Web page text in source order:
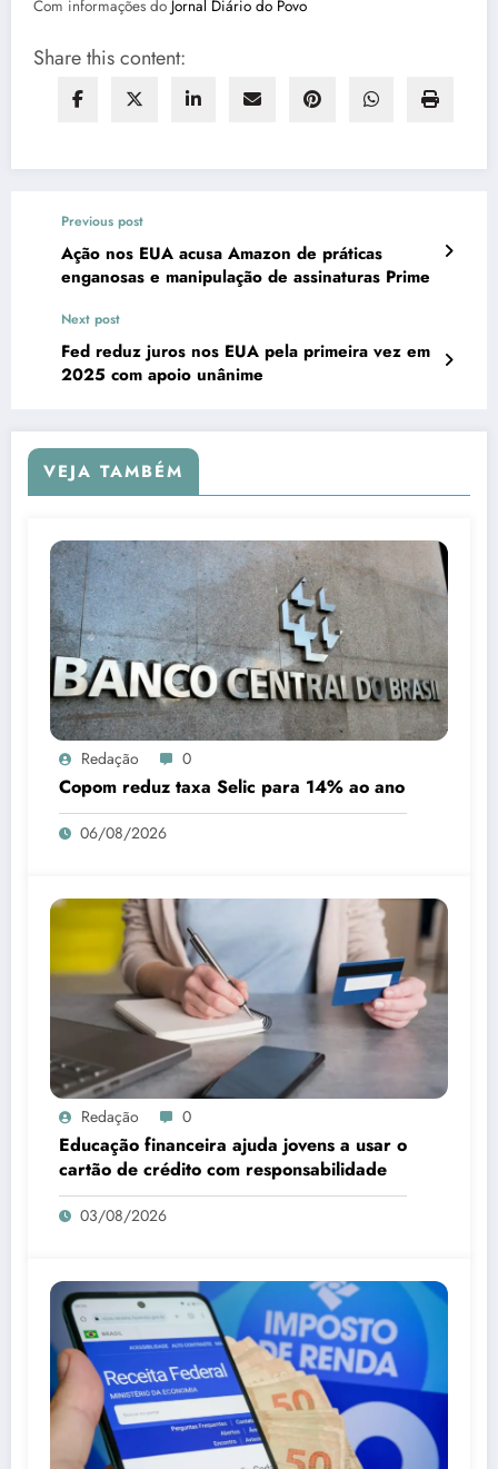
Com informações do Jornal Diário do Povo
Share this content:
Previous post
Ação nos EUA acusa Amazon de práticas
enganosas e manipulação de assinaturas Prime
Next post
Fed reduz juros nos EUA pela primeira vez em
2025 com apoio unânime
VEJA TAMBÉM
Redação 0
Copom reduz taxa Selic para 14% ao ano
06/08/2026
Redação 0
Educação financeira ajuda jovens a usar o
cartão de crédito com responsabilidade
03/08/2026